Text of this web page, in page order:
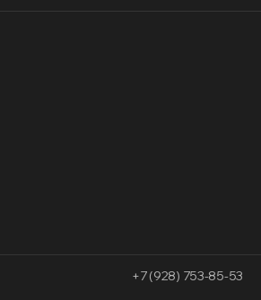
+7 (928) 753-85-53